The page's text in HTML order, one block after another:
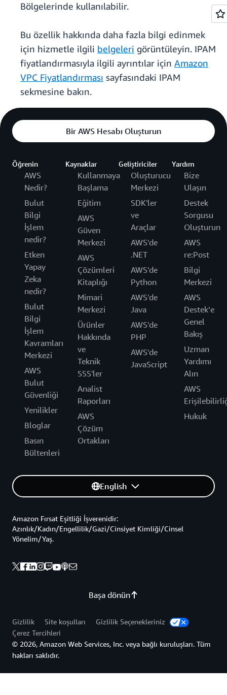
Bölgelerinde kullanılabilir.
Bu özellik hakkında daha fazla bilgi edinmek
için hizmetle ilgili belgeleri görüntüleyin. IPAM
fiyatlandırmasıyla ilgili ayrıntılar için Amazon
VPC Fiyatlandırması sayfasındaki IPAM
sekmesine bakın.
Bir AWS Hesabı Oluşturun
Öğrenin
AWS
Nedir?
Bulut
Bilgi
İşlem
nedir?
Etken
Yapay
Zeka
nedir?
Bulut
Bilgi
İşlem
Kavramları
Merkezi
AWS
Bulut
Güvenliği
Yenilikler
Bloglar
Basın
Bültenleri
Kaynaklar
Kullanmaya
Başlama
Eğitim
AWS
Güven
Merkezi
AWS
Çözümleri
Kitaplığı
Mimari
Merkezi
Ürünler
Hakkında
ve
Teknik
SSS'ler
Analist
Raporları
AWS
Çözüm
Ortakları
Geliştiriciler
Oluşturucu
Merkezi
SDK'ler
ve
Araçlar
AWS'de
.NET
AWS'de
Python
AWS'de
Java
AWS'de
PHP
AWS'de
JavaScript
Yardım
Bize
Ulaşın
Destek
Sorgusu
Oluşturun
AWS
re:Post
Bilgi
Merkezi
AWS
Destek’e
Genel
Bakış
Uzman
Yardımı
Alın
AWS
Hukuk
English
Başa dönün
Amazon Fırsat Eşitliği İşverenidir:
Azınlık/Kadın/Engellilik/Gazi/Cinsiyet Kimliği/Cinsel
Yönelim/Yaş.
Gizlilik Site koşulları
Gizlilik Seçenekleriniz
Çerez Tercihleri
© 2026, Amazon Web Services, Inc. veya bağlı kuruluşları. Tüm
hakları saklıdır.